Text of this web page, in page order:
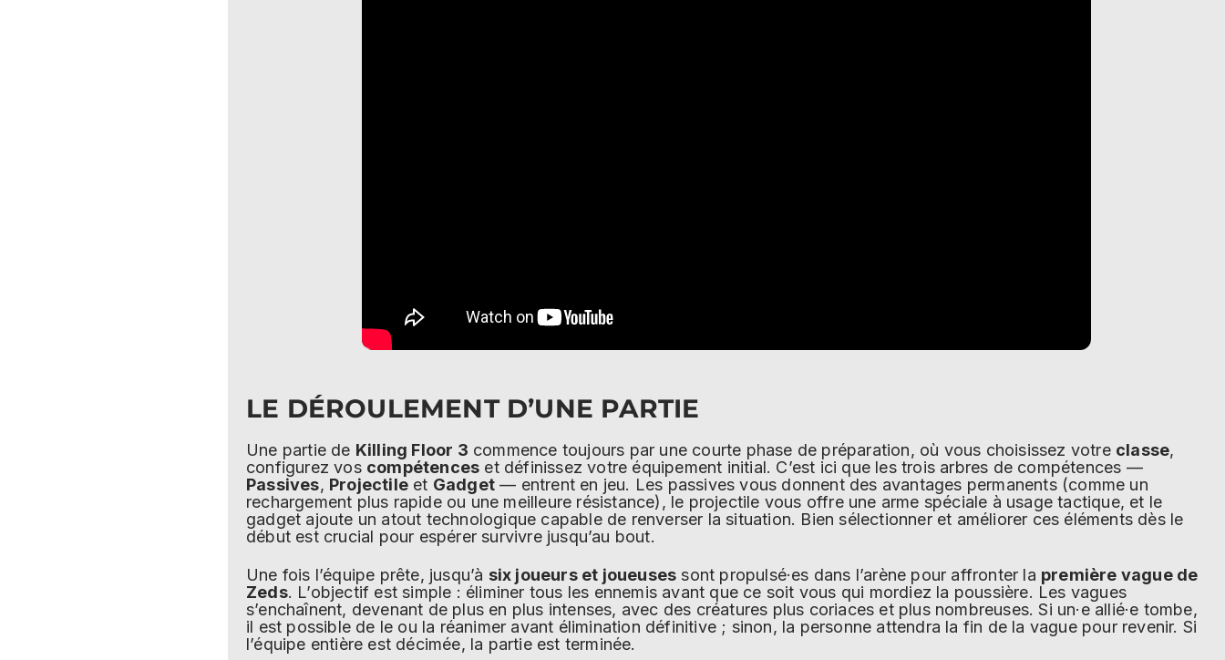
LE DÉROULEMENT D’UNE PARTIE
Une partie de Killing Floor 3 commence toujours par une courte phase de préparation, où vous choisissez votre classe,
configurez vos compétences et définissez votre équipement initial. C’est ici que les trois arbres de compétences —
Passives, Projectile et Gadget — entrent en jeu. Les passives vous donnent des avantages permanents (comme un
rechargement plus rapide ou une meilleure résistance), le projectile vous offre une arme spéciale à usage tactique, et le
gadget ajoute un atout technologique capable de renverser la situation. Bien sélectionner et améliorer ces éléments dès le
début est crucial pour espérer survivre jusqu’au bout.
Une fois l’équipe prête, jusqu’à six joueurs et joueuses sont propulsé·es dans l’arène pour affronter la première vague de
Zeds. L’objectif est simple : éliminer tous les ennemis avant que ce soit vous qui mordiez la poussière. Les vagues
s’enchaînent, devenant de plus en plus intenses, avec des créatures plus coriaces et plus nombreuses. Si un·e allié·e tombe,
il est possible de le ou la réanimer avant élimination définitive ; sinon, la personne attendra la fin de la vague pour revenir. Si
l’équipe entière est décimée, la partie est terminée.